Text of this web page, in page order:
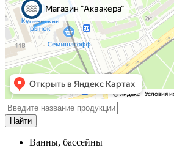
Ванны, бассейны